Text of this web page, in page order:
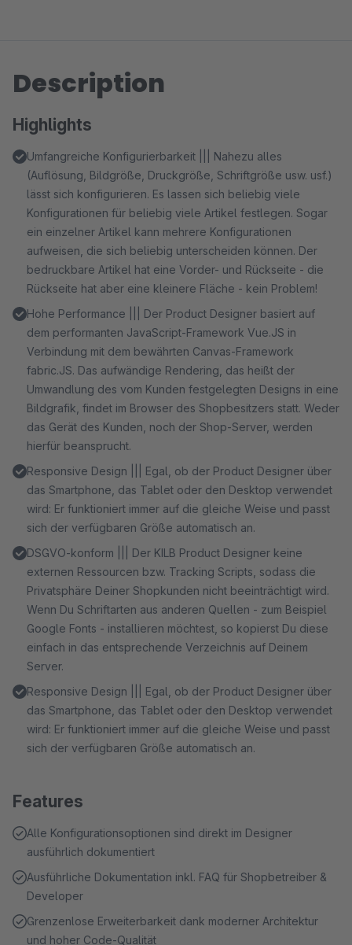
Description
Highlights
Umfangreiche Konfigurierbarkeit ||| Nahezu alles
(Auflösung, Bildgröße, Druckgröße, Schriftgröße usw. usf.)
lässt sich konfigurieren. Es lassen sich beliebig viele
Konfigurationen für beliebig viele Artikel festlegen. Sogar
ein einzelner Artikel kann mehrere Konfigurationen
aufweisen, die sich beliebig unterscheiden können. Der
bedruckbare Artikel hat eine Vorder- und Rückseite - die
Rückseite hat aber eine kleinere Fläche - kein Problem!
Hohe Performance ||| Der Product Designer basiert auf
dem performanten JavaScript-Framework Vue.JS in
Verbindung mit dem bewährten Canvas-Framework
fabric.JS. Das aufwändige Rendering, das heißt der
Umwandlung des vom Kunden festgelegten Designs in eine
Bildgrafik, findet im Browser des Shopbesitzers statt. Weder
das Gerät des Kunden, noch der Shop-Server, werden
hierfür beansprucht.
Responsive Design ||| Egal, ob der Product Designer über
das Smartphone, das Tablet oder den Desktop verwendet
wird: Er funktioniert immer auf die gleiche Weise und passt
sich der verfügbaren Größe automatisch an.
DSGVO-konform ||| Der KILB Product Designer keine
externen Ressourcen bzw. Tracking Scripts, sodass die
Privatsphäre Deiner Shopkunden nicht beeinträchtigt wird.
Wenn Du Schriftarten aus anderen Quellen - zum Beispiel
Google Fonts - installieren möchtest, so kopierst Du diese
einfach in das entsprechende Verzeichnis auf Deinem
Server.
Responsive Design ||| Egal, ob der Product Designer über
das Smartphone, das Tablet oder den Desktop verwendet
wird: Er funktioniert immer auf die gleiche Weise und passt
sich der verfügbaren Größe automatisch an.
Features
Alle Konfigurationsoptionen sind direkt im Designer
ausführlich dokumentiert
Ausführliche Dokumentation inkl. FAQ für Shopbetreiber &
Developer
Grenzenlose Erweiterbarkeit dank moderner Architektur
und hoher Code-Qualität